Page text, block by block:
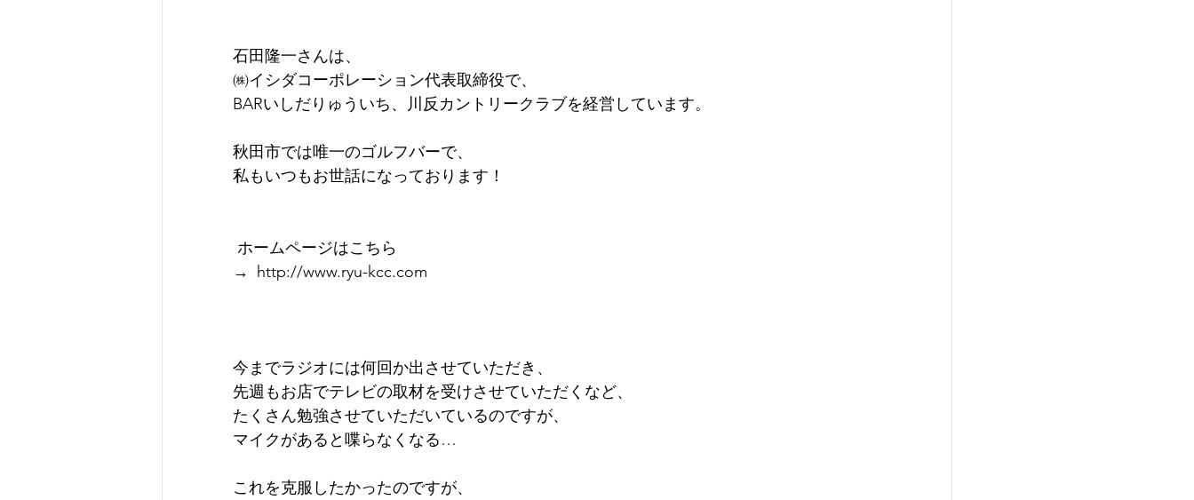
石田隆一さんは、
㈱イシダコーポレーション代表取締役で、
BARいしだりゅういち、川反カントリークラブを経営しています。
秋田市では唯一のゴルフバーで、
私もいつもお世話になっております！
ホームページはこちら
→ http://www.ryu-kcc.com
今までラジオには何回か出させていただき、
先週もお店でテレビの取材を受けさせていただくなど、
たくさん勉強させていただいているのですが、
マイクがあると喋らなくなる…
これを克服したかったのですが、